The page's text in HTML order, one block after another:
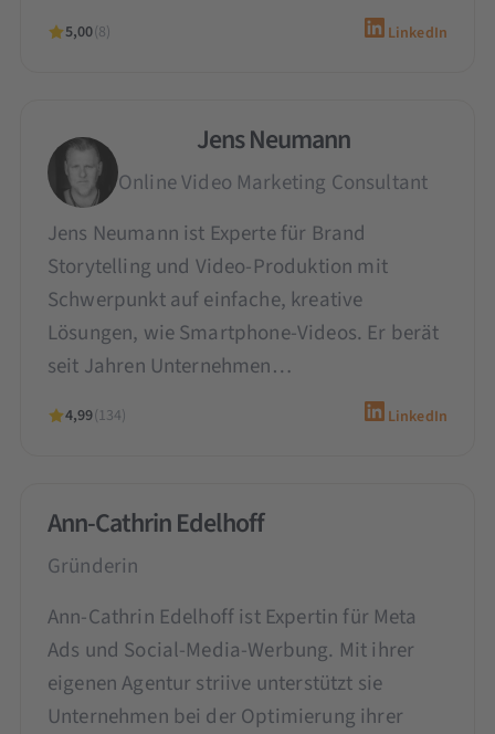
5,00(8) LinkedIn
Jens Neumann
Online Video Marketing Consultant
Jens Neumann ist Experte für Brand
Storytelling und Video-Produktion mit
Schwerpunkt auf einfache, kreative
Lösungen, wie Smartphone-Videos. Er berät
seit Jahren Unternehmen…
4,99(134) LinkedIn
Ann-Cathrin Edelhoff
Gründerin
Ann-Cathrin Edelhoff ist Expertin für Meta
Ads und Social-Media-Werbung. Mit ihrer
eigenen Agentur striive unterstützt sie
Unternehmen bei der Optimierung ihrer